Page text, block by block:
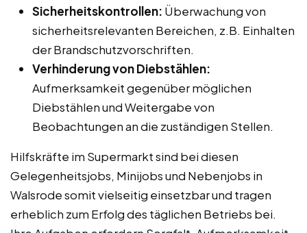
Sicherheitskontrollen: Überwachung von
sicherheitsrelevanten Bereichen, z.B. Einhalten
der Brandschutzvorschriften.
Verhinderung von Diebstählen:
Aufmerksamkeit gegenüber möglichen
Diebstählen und Weitergabe von
Beobachtungen an die zuständigen Stellen.
Hilfskräfte im Supermarkt sind bei diesen
Gelegenheitsjobs, Minijobs und Nebenjobs in
Walsrode somit vielseitig einsetzbar und tragen
erheblich zum Erfolg des täglichen Betriebs bei.